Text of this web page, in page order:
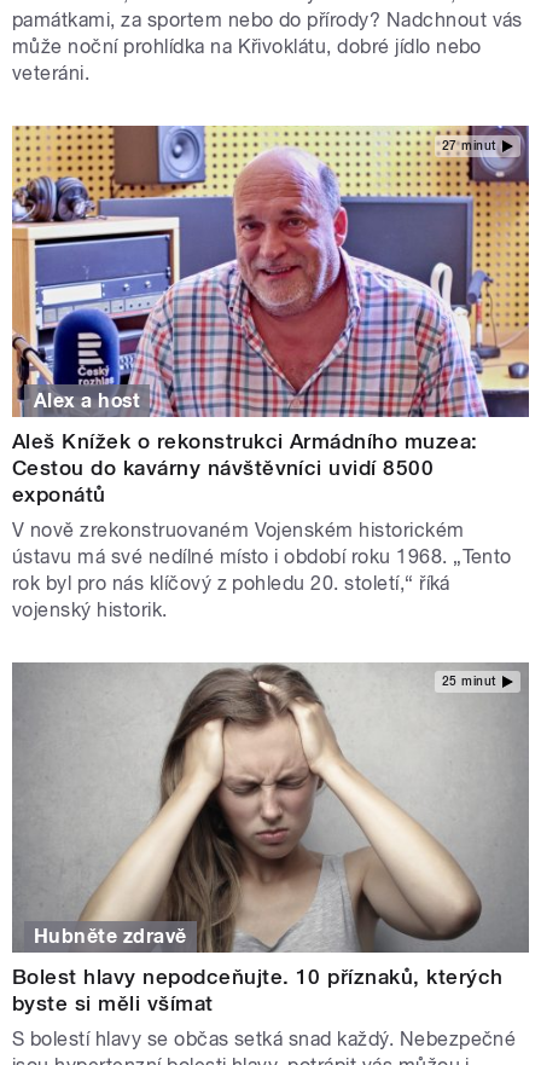
památkami, za sportem nebo do přírody? Nadchnout vás
může noční prohlídka na Křivoklátu, dobré jídlo nebo
veteráni.
27 minut
Alex a host
Aleš Knížek o rekonstrukci Armádního muzea:
Cestou do kavárny návštěvníci uvidí 8500
exponátů
V nově zrekonstruovaném Vojenském historickém
ústavu má své nedílné místo i období roku 1968. „Tento
rok byl pro nás klíčový z pohledu 20. století,“ říká
vojenský historik.
25 minut
Hubněte zdravě
Bolest hlavy nepodceňujte. 10 příznaků, kterých
byste si měli všímat
S bolestí hlavy se občas setká snad každý. Nebezpečné